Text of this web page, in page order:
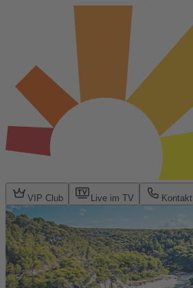
VIP Club Live im TV Kontakt